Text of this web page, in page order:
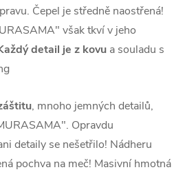
Čepel je středně naostřená!
však tkví v jeho
detail je z kovu a souladu s
, mnoho jemných detailů,
Opravdu
detaily se nešetřilo! Nádheru
pochva na meč! Masivní hmotná